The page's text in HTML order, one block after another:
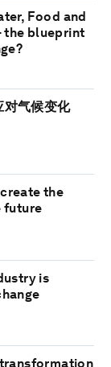
Food and
the blueprint
对气候变化
the
future
is